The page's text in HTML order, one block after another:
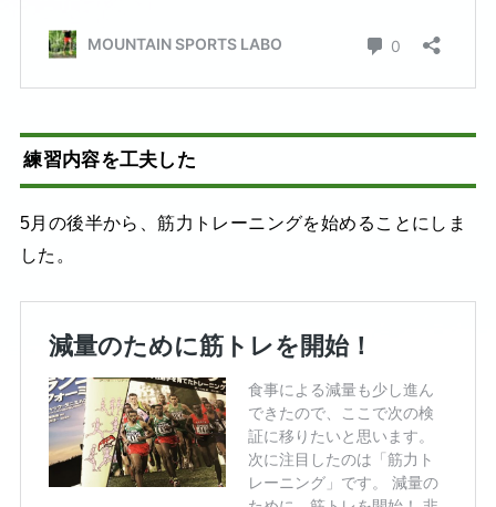
練習内容を工夫した
5月の後半から、筋力トレーニングを始めることにしま
した。